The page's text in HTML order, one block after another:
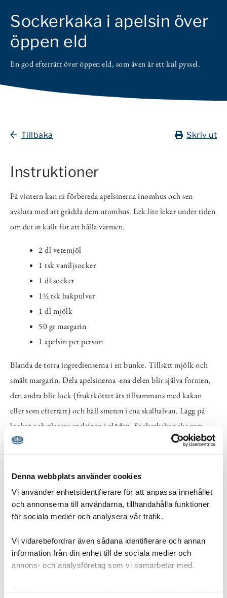
Denna webbplats använder cookies
Vi använder enhetsidentifierare för att anpassa innehållet
och annonserna till användarna, tillhandahålla funktioner
för sociala medier och analysera vår trafik.
Vi vidarebefordrar även sådana identifierare och annan
information från din enhet till de sociala medier och
annons- och analysföretag som vi samarbetar med.
Sockerkaka i apelsin över
öppen eld
En god efterrätt över öppen eld, som även är ett kul pyssel.
Tillbaka Skriv ut
Instruktioner
På vintern kan ni förbereda apelsinerna inomhus och sen
avsluta med att grädda dem utomhus. Lek lite lekar under tiden
om det är kallt för att hålla värmen.
2 dl vetemjöl
1 tsk vaniljsocker
1 dl socker
1½ tsk bakpulver
1 dl mjölk
50 gr margarin
1 apelsin per person
Blanda de torra ingredienserna i en bunke. Tillsätt mjölk och
smält margarin. Dela apelsinerna -ena delen blir själva formen,
den andra blir lock (fruktköttet äts tillsammans med kakan
eller som efterrätt) och häll smeten i ena skalhalvan. Lägg på
locket och placera apelsinen i glöden. Sockerkakan ska vara
alldeles torr inuti när den är färdiggräddad. Pröva med en
sticka. När stickan känns torr är sockerkakan färdig.
Det går också bra att använda färdig sockerkakssmet som ni
blandar i vatten. Finns att köpa i mataffären.
Att tänka på
Sätt igång elden i god tid innan så det hinner bli en riktigt bra
glöd.
inomhus och sedan gå ut och leka lekar när de gräddas på elden